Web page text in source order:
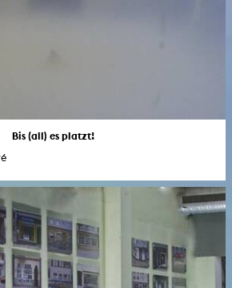
Bis (all) es platzt!